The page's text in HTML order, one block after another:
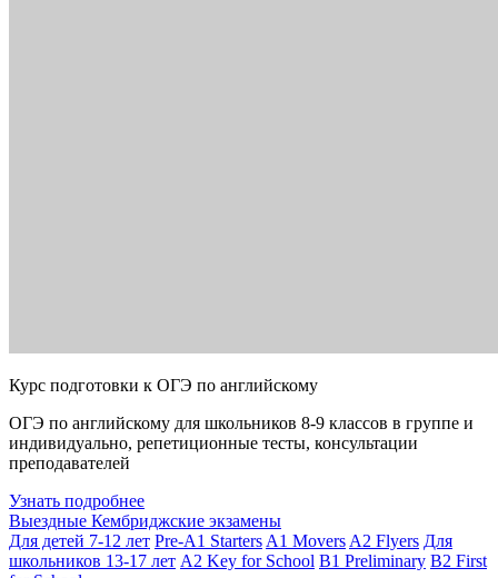
Курс подготовки к ОГЭ по английскому
ОГЭ по английскому для школьников 8-9 классов в группе и
индивидуально, репетиционные тесты, консультации
преподавателей
Узнать подробнее
Выездные Кембриджские экзамены
Для детей 7-12 лет Pre-A1 Starters A1 Movers A2 Flyers Для
школьников 13-17 лет A2 Key for School B1 Preliminary B2 First